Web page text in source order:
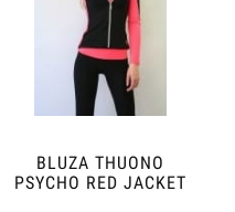
BLUZA THUONO
PSYCHO RED JACKET